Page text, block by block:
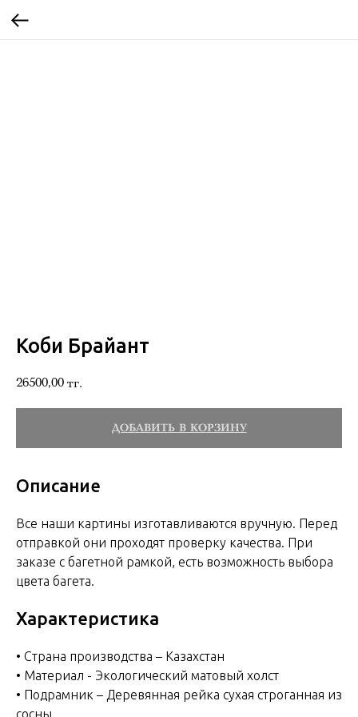
Коби Брайант
26500,00 тг.
ДОБАВИТЬ В КОРЗИНУ
Описание
Все наши картины изготавливаются вручную. Перед
отправкой они проходят проверку качества. При
заказе с багетной рамкой, есть возможность выбора
цвета багета.
Характеристика
• Страна производства – Казахстан
• Материал - Экологический матовый холст
• Подрамник – Деревянная рейка сухая строганная из
сосны